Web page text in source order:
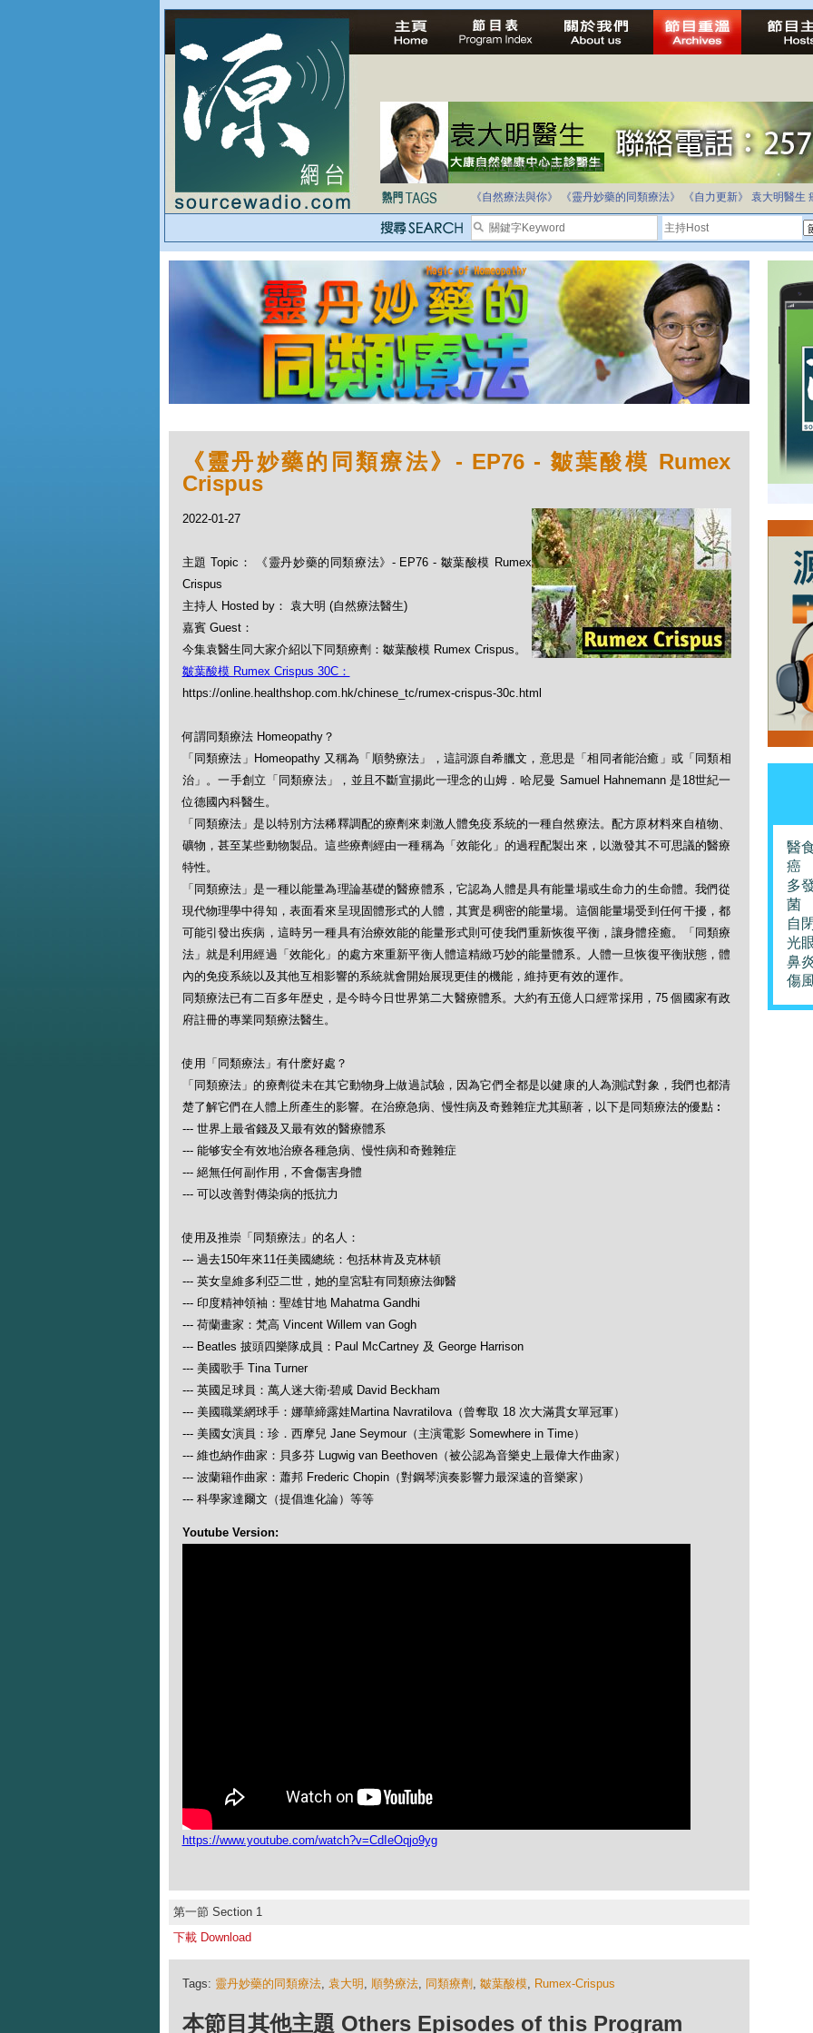
法治社會並不等同公正社會
自家教育合法化-推動多元化教育，全民學卷制
《自然療法與你》
《靈丹妙藥的同類療法》 《自力更新》 袁大明醫生
《靈丹妙藥的同類療法》- EP76 - 皺葉酸模 Rumex
Crispus
2022-01-27
主題 Topic： 《靈丹妙藥的同類療法》- EP76 - 皺葉酸模 Rumex
Crispus
主持人 Hosted by： 袁大明 (自然療法醫生)
嘉賓 Guest：
今集袁醫生同大家介紹以下同類療劑：皺葉酸模 Rumex Crispus。
皺葉酸模 Rumex Crispus 30C：
https://online.healthshop.com.hk/chinese_tc/rumex-crispus-30c.html
何謂同類療法 Homeopathy？
「同類療法」Homeopathy 又稱為「順勢療法」，這詞源自希臘文，意思是「相同者能治癒」或「同類相
治」。一手創立「同類療法」，並且不斷宣揚此一理念的山姆．哈尼曼 Samuel Hahnemann 是18世紀一
位德國內科醫生。
「同類療法」是以特別方法稀釋調配的療劑來刺激人體免疫系統的一種自然療法。配方原材料來自植物、
礦物，甚至某些動物製品。這些療劑經由一種稱為「效能化」的過程配製出來，以激發其不可思議的醫療
特性。
「同類療法」是一種以能量為理論基礎的醫療體系，它認為人體是具有能量場或生命力的生命體。我們從
現代物理學中得知，表面看來呈現固體形式的人體，其實是稠密的能量場。這個能量場受到任何干擾，都
可能引發出疾病，這時另一種具有治療效能的能量形式則可使我們重新恢復平衡，讓身體痊癒。「同類療
法」就是利用經過「效能化」的處方來重新平衡人體這精緻巧妙的能量體系。人體一旦恢復平衡狀態，體
內的免疫系統以及其他互相影響的系統就會開始展現更佳的機能，維持更有效的運作。
同類療法已有二百多年歴史，是今時今日世界第二大醫療體系。大約有五億人口經常採用，75 個國家有政
府註冊的專業同類療法醫生。
使用「同類療法」有什麽好處？
「同類療法」的療劑從未在其它動物身上做過試驗，因為它們全都是以健康的人為測試對象，我們也都清
楚了解它們在人體上所產生的影響。在治療急病、慢性病及奇難雜症尤其顯著，以下是同類療法的優點︰
--- 世界上最省錢及又最有效的醫療體系
--- 能够安全有效地治療各種急病、慢性病和奇難雜症
--- 絕無任何副作用，不會傷害身體
--- 可以改善對傳染病的抵抗力
使用及推崇「同類療法」的名人：
--- 過去150年來11任美國總統：包括林肯及克林頓
--- 英女皇維多利亞二世，她的皇宮駐有同類療法御醫
--- 印度精神領袖：聖雄甘地 Mahatma Gandhi
--- 荷蘭畫家：梵高 Vincent Willem van Gogh
--- Beatles 披頭四樂隊成員：Paul McCartney 及 George Harrison
--- 美國歌手 Tina Turner
--- 英國足球員：萬人迷大衛‧碧咸 David Beckham
--- 美國職業網球手：娜華締露娃Martina Navratilova（曾奪取 18 次大滿貫女單冠軍）
--- 美國女演員：珍．西摩兒 Jane Seymour（主演電影 Somewhere in Time）
--- 維也納作曲家：貝多芬 Lugwig van Beethoven（被公認為音樂史上最偉大作曲家）
--- 波蘭籍作曲家：蕭邦 Frederic Chopin（對鋼琴演奏影響力最深遠的音樂家）
--- 科學家達爾文（提倡進化論）等等
Youtube Version:
https://www.youtube.com/watch?v=CdIeOqjo9yg
第一節 Section 1
下載 Download
Tags: 靈丹妙藥的同類療法, 袁大明 , 順勢療法, 同類療劑 , 皺葉酸模, Rumex-Crispus
本節目其他主題 Others Episodes of this Program
醫
癌
多
菌
自
光
鼻
傷